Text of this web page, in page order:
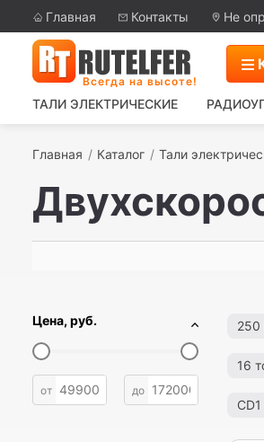
Главная Контакты Не
Всегда на высоте!
ТАЛИ ЭЛЕКТРИЧЕСКИЕ
Главная Каталог Тали
Цена, руб.
от до
250
16
CD1